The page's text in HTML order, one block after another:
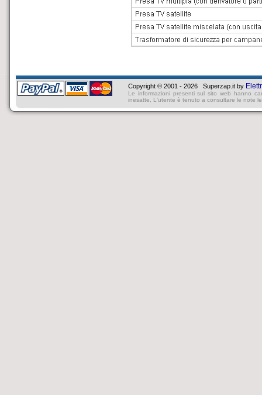
Copyright © 2001 - 2026 Superzap.it by
Le informazioni presenti sul sito web hanno
inesatte, L'utente è tenuto a consultare le note